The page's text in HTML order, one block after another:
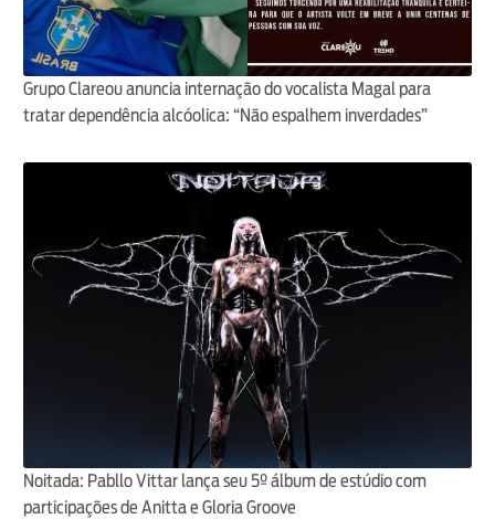
Grupo Clareou anuncia internação do vocalista Magal para
tratar dependência alcóolica: “Não espalhem inverdades”
Noitada: Pabllo Vittar lança seu 5º álbum de estúdio com
participações de Anitta e Gloria Groove